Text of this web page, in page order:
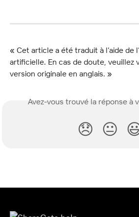
« Cet article a été traduit à l’aide de
artificielle. En cas de doute, veuillez
version originale en anglais. »
Avez-vous trouvé la réponse à
😞 😐